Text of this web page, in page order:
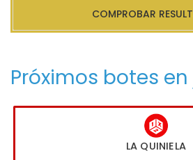
COMPROBAR
Próximos botes
LA QUINIELA